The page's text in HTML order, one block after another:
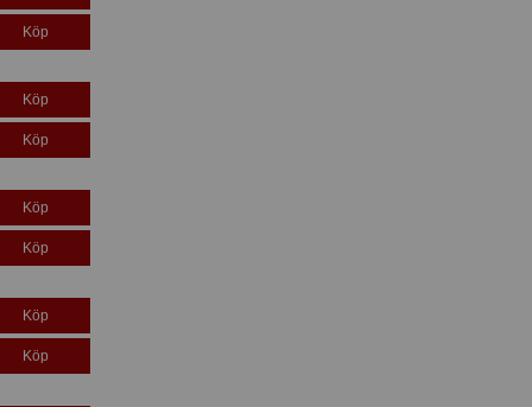
Köp
Köp
Köp
Köp
Köp
Köp
Köp